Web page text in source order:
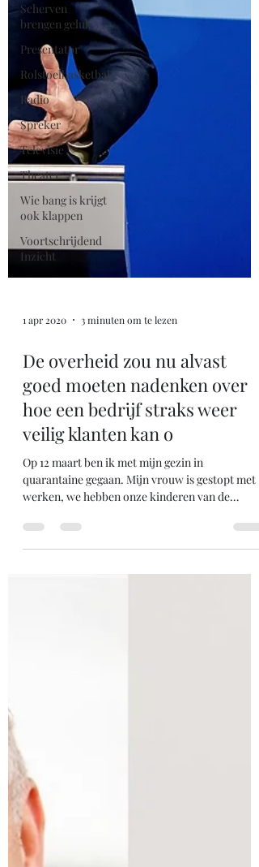
Scherven
brengen geluk
Presentator
Rolstoelbasketbal
Radio
Spreker
Televisie
Theater
Wie bang is krijgt
ook klappen
Voortschrijdend
Inzicht
1 apr 2020 3 minuten om te lezen
De overheid zou nu alvast
goed moeten nadenken over
hoe een bedrijf straks weer
veilig klanten kan o
Op 12 maart ben ik met mijn gezin in
werken, we hebben onze kinderen van de
crèche gehaald....